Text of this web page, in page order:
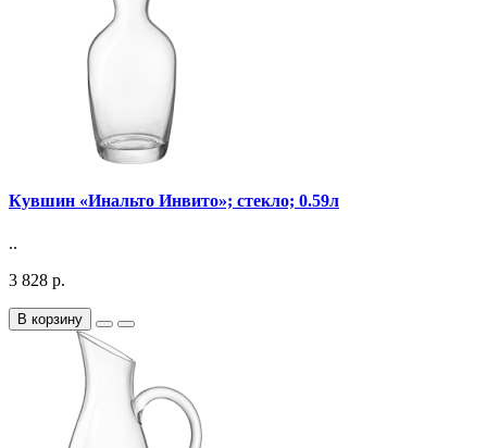
Кувшин «Инальто Инвито»; стекло; 0.59л
..
3 828 р.
В корзину